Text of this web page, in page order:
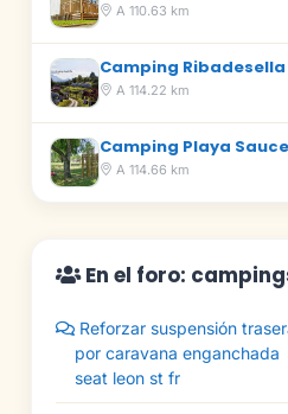
A 110.63 km
Camping Ribadesella
A 114.22 km
Camping Playa
A 114.66 km
En el foro:
Reforzar suspensión
por caravana enganchada
seat leon st fr